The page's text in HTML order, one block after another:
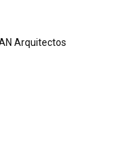
Arquitectos